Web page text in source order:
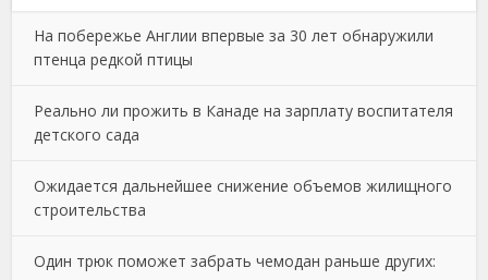
На побережье Англии впервые за 30 лет обнаружили
птенца редкой птицы
Реально ли прожить в Канаде на зарплату воспитателя
детского сада
Ожидается дальнейшее снижение объемов жилищного
строительства
Один трюк поможет забрать чемодан раньше других: